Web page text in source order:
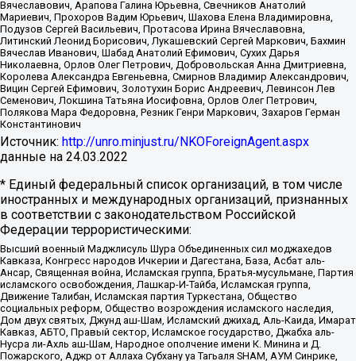
Вячеславович, Арапова Галина Юрьевна, Свечников Анатолий
Мариевич, Прохоров Вадим Юрьевич, Шахова Елена Владимировна,
Подузов Сергей Васильевич, Протасова Ирина Вячеславовна,
Литинский Леонид Борисович, Лукашевский Сергей Маркович, Бахмин
Вячеслав Иванович, Шабад Анатолий Ефимович, Сухих Дарья
Николаевна, Орлов Олег Петрович, Добровольская Анна Дмитриевна,
Королева Александра Евгеньевна, Смирнов Владимир Александрович,
Вицин Сергей Ефимович, Золотухин Борис Андреевич, Левинсон Лев
Семенович, Локшина Татьяна Иосифовна, Орлов Олег Петрович,
Полякова Мара Федоровна, Резник Генри Маркович, Захаров Герман
Константинович
Источник: http://unro.minjust.ru/NKOForeignAgent.aspx
данные на 24.03.2022
* Единый федеральный список организаций, в том числе
иностранных и международных организаций, признанных
в соответствии с законодательством Российской
Федерации террористическими:
Высший военный Маджлисуль Шура Объединенных сил моджахедов
Кавказа, Конгресс народов Ичкерии и Дагестана, База, Асбат аль-
Ансар, Священная война, Исламская группа, Братья-мусульмане, Партия
исламского освобождения, Лашкар-И-Тайба, Исламская группа,
Движение Талибан, Исламская партия Туркестана, Общество
социальных реформ, Общество возрождения исламского наследия,
Дом двух святых, Джунд аш-Шам, Исламский джихад, Аль-Каида, Имарат
Кавказ, АБТО, Правый сектор, Исламское государство, Джабха аль-
Нусра ли-Ахль аш-Шам, Народное ополчение имени К. Минина и Д.
Пожарского, Аджр от Аллаха Субхану уа Тагьаля SHAM, АУМ Синрике,